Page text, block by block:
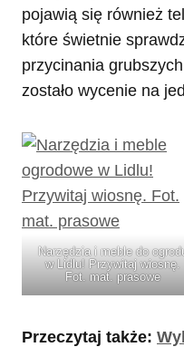
pojawią się również
które świetnie
przycinania
zostało wycenie na
Narzędzia i meble do
w Lidlu! Przywitaj wiosnę.
Fot. mat. prasowe
Przeczytaj także: